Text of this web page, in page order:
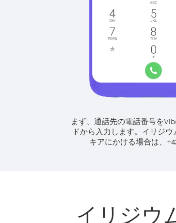
まず、通話先の電話番号を
ドから入力します。 イリジウ
キアにかける場合は、 +
イリジウ